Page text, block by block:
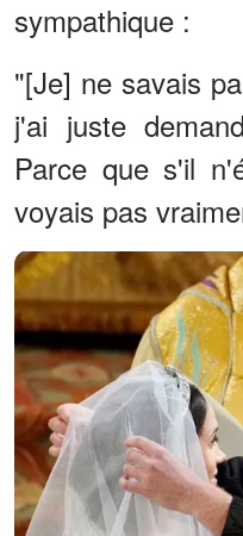
sympathique :
"[Je] ne savais
j'ai juste
Parce que s'il
voyais pas